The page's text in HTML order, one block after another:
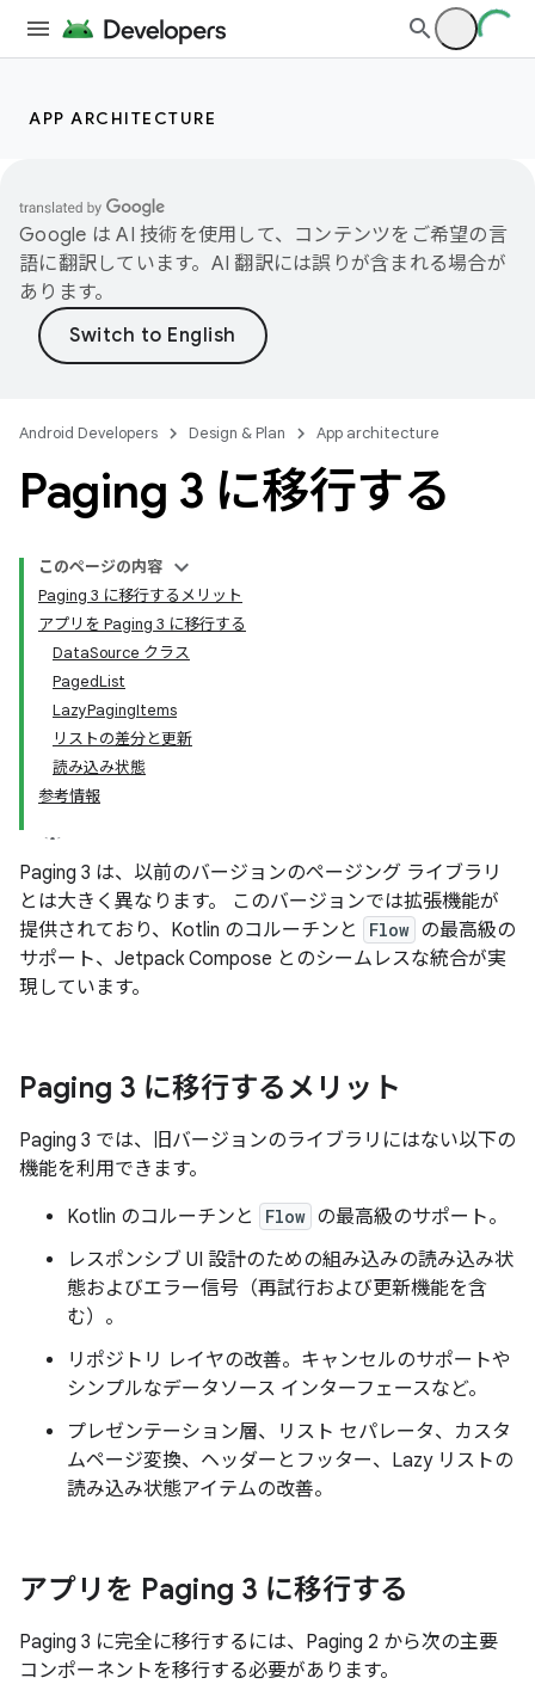
APP ARCHITECTURE
Google は AI 技術を使用して、コンテンツをご希望の言
語に翻訳しています。AI 翻訳には誤りが含まれる場合が
あります。
Android Developers Design & Plan App architecture
Paging 3 に移行する
このページの内容
Paging 3 に移行するメリット
アプリを Paging 3 に移行する
DataSource クラス
PagedList
LazyPagingItems
リストの差分と更新
読み込み状態
参考情報
Paging 3 は、以前のバージョンのページング ライブラリ
とは大きく異なります。 このバージョンでは拡張機能が
提供されており、Kotlin のコルーチンと
Flow の最高級の
サポート、Jetpack Compose とのシームレスな統合が実
現しています。
Paging 3 に移行するメリット
Paging 3 では、旧バージョンのライブラリにはない以下の
機能を利用できます。
Kotlin のコルーチンと
Flow の最高級のサポート。
レスポンシブ UI 設計のための組み込みの読み込み状
態およびエラー信号（再試行および更新機能を含
む）。
リポジトリ レイヤの改善。キャンセルのサポートや
シンプルなデータソース インターフェースなど。
プレゼンテーション層、リスト セパレータ、カスタ
ムページ変換、ヘッダーとフッター、Lazy リストの
読み込み状態アイテムの改善。
アプリを Paging 3 に移行する
Paging 3 に完全に移行するには、Paging 2 から次の主要
コンポーネントを移行する必要があります。